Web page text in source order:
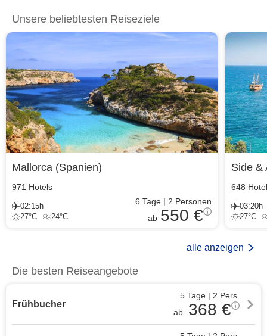
Unsere beliebtesten Reiseziele
Mallorca (Spanien)
971 Hotels
02:15h
27°C 24°C
6 Tage| 2 Personen
ab 550 €
Side &
648
03:20h
27°C
alle anzeigen
Die besten Reiseangebote
Frühbucher
5 Tage | 2 Pers.
ab
368 €